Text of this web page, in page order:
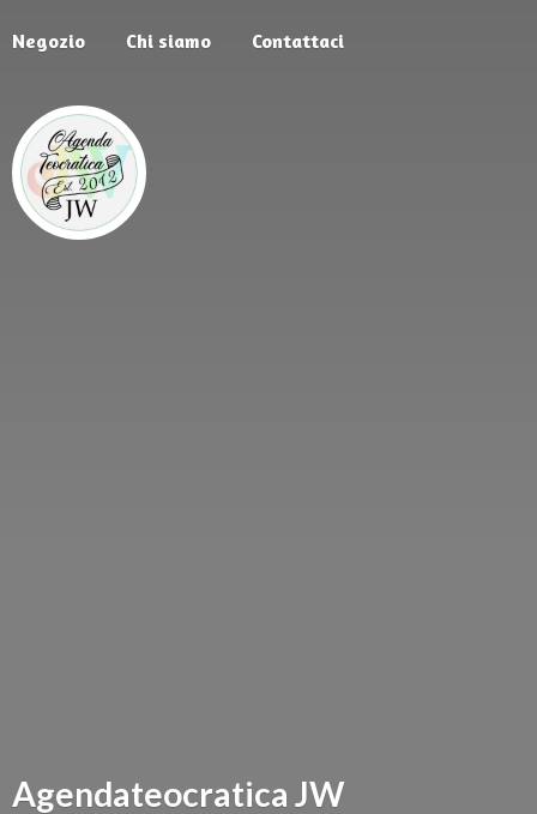
Negozio Chi siamo Contattaci
Agendateocratica JW